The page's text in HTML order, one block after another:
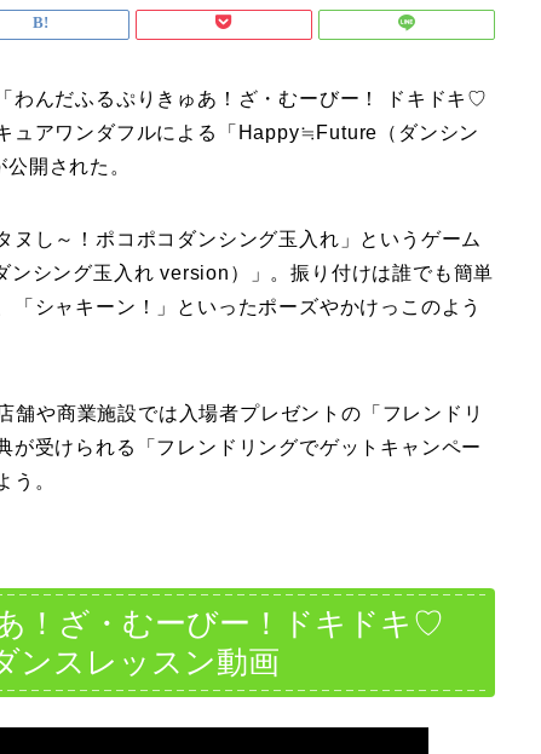
わんだふるぷりきゅあ！ざ・むーびー！ ドキドキ♡
ュアワンダフルによる「Happy≒Future（ダンシン
開された。
し～！ポコポコダンシング玉入れ」というゲーム
シング玉入れ version）」。振り付けは誰でも簡単
シャキーン！」といったポーズやかけっこのよう
や商業施設では入場者プレゼントの「フレンドリ
が受けられる「フレンドリングでゲットキャンペー
う。
！ざ・むーびー！ドキドキ♡
ンスレッスン動画